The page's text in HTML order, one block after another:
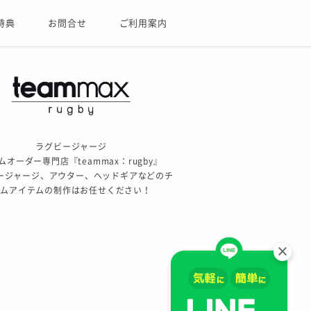
典 お問合せ ご利用案内
ラグビージャージ
オーダー専門店『teammax：rugby』
ジャージ、アウター、ヘッドギアなどのチ
アイテムの制作はお任せください！
×